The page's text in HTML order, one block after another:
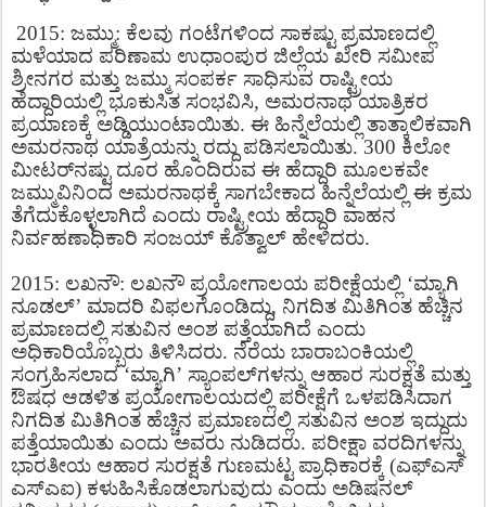
2015: ಜಮ್ಮು: ಕೆಲವು ಗಂಟೆಗಳಿಂದ ಸಾಕಷ್ಟು ಪ್ರಮಾಣದಲ್ಲಿ
ಮಳೆಯಾದ ಪರಿಣಾಮ ಉಧಾಂಪುರ ಜಿಲ್ಲೆಯ ಖೇರಿ ಸಮೀಪ
ಶ್ರೀನಗರ ಮತ್ತು ಜಮ್ಮು ಸಂಪರ್ಕ ಸಾಧಿಸುವ ರಾಷ್ಟ್ರೀಯ
ಹೆದ್ದಾರಿಯಲ್ಲಿ ಭೂಕುಸಿತ ಸಂಭವಿಸಿ, ಅಮರನಾಥ ಯಾತ್ರಿಕರ
ಪ್ರಯಾಣಕ್ಕೆ ಅಡ್ಡಿಯುಂಟಾಯಿತು. ಈ ಹಿನ್ನೆಲೆಯಲ್ಲಿ ತಾತ್ಕಾಲಿಕವಾಗಿ
ಅಮರನಾಥ ಯಾತ್ರೆಯನ್ನು ರದ್ದು ಪಡಿಸಲಾಯಿತು. 300 ಕಿಲೋ
ಮೀಟರ್​ನಷ್ಟು ದೂರ ಹೊಂದಿರುವ ಈ ಹೆದ್ದಾರಿ ಮೂಲಕವೇ
ಜಮ್ಮುವಿನಿಂದ ಅಮರನಾಥಕ್ಕೆ ಸಾಗಬೇಕಾದ ಹಿನ್ನೆಲೆಯಲ್ಲಿ ಈ ಕ್ರಮ
ತೆಗೆದುಕೊಳ್ಳಲಾಗಿದೆ ಎಂದು ರಾಷ್ಟ್ರೀಯ ಹೆದ್ದಾರಿ ವಾಹನ
ನಿರ್ವಹಣಾಧಿಕಾರಿ ಸಂಜಯ್ ಕೊತ್ವಾಲ್ ಹೇಳಿದರು.
2015: ಲಖನೌ: ಲಖನೌ ಪ್ರಯೋಗಾಲಯ ಪರೀಕ್ಷೆಯಲ್ಲಿ ‘ಮ್ಯಾಗಿ
ನೂಡಲ್’ ಮಾದರಿ ವಿಫಲಗೊಂಡಿದ್ದು, ನಿಗದಿತ ಮಿತಿಗಿಂತ ಹೆಚ್ಚಿನ
ಪ್ರಮಾಣದಲ್ಲಿ ಸತುವಿನ ಅಂಶ ಪತ್ತೆಯಾಗಿದೆ ಎಂದು
ಅಧಿಕಾರಿಯೊಬ್ಬರು ತಿಳಿಸಿದರು. ನೆರೆಯ ಬಾರಾಬಂಕಿಯಲ್ಲಿ
ಸಂಗ್ರಹಿಸಲಾದ ‘ಮ್ಯಾಗಿ’ ಸ್ಯಾಂಪಲ್​ಗಳನ್ನು ಆಹಾರ ಸುರಕ್ಷತೆ ಮತ್ತು
ಔಷಧ ಆಡಳಿತ ಪ್ರಯೋಗಾಲಯದಲ್ಲಿ ಪರೀಕ್ಷೆಗೆ ಒಳಪಡಿಸಿದಾಗ
ನಿಗದಿತ ಮಿತಿಗಿಂತ ಹೆಚ್ಚಿನ ಪ್ರಮಾಣದಲ್ಲಿ ಸತುವಿನ ಅಂಶ ಇದ್ದುದು
ಪತ್ತೆಯಾಯಿತು ಎಂದು ಅವರು ನುಡಿದರು. ಪರೀಕ್ಷಾ ವರದಿಗಳನ್ನು
ಭಾರತೀಯ ಆಹಾರ ಸುರಕ್ಷತೆ ಗುಣಮಟ್ಟ ಪ್ರಾಧಿಕಾರಕ್ಕೆ (ಎಫ್​ಎಸ್​
ಎಸ್​ಎಐ) ಕಳುಹಿಸಿಕೊಡಲಾಗುವುದು ಎಂದು ಅಡಿಷನಲ್